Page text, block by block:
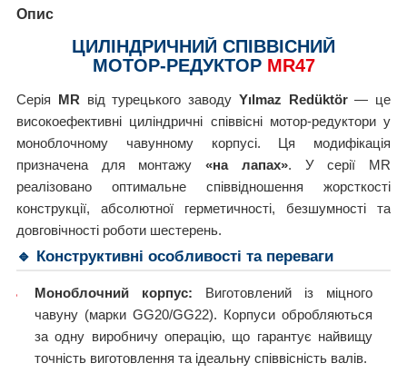
Опис
ЦИЛІНДРИЧНИЙ СПІВВІСНИЙ
МОТОР-РЕДУКТОР MR47
Серія MRвід турецького заводу Yılmaz Redüktör— це
високоефективні циліндричні співвісні мотор-редуктори у
моноблочному чавунному корпусі. Ця модифікація
призначена для монтажу«на лапах». У серії MR
реалізовано оптимальне співвідношення жорсткості
конструкції, абсолютної герметичності, безшумності та
довговічності роботи шестерень.
🔹 Конструктивні особливості та переваги
Моноблочний корпус: Виготовлений із міцного
чавуну (марки GG20/GG22). Корпуси обробляються
за одну виробничу операцію, що гарантує найвищу
точність виготовлення та ідеальну співвісність валів.